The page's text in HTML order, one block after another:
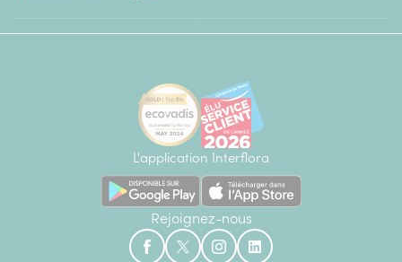
L'application Interflora
Rejoignez-nous